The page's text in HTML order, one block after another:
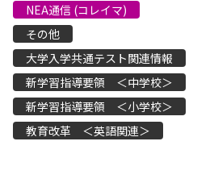
NEA通信 (コレイマ)
その他
大学入学共通テスト関連情報
新学習指導要領 ＜中学校＞
新学習指導要領 ＜小学校＞
教育改革 ＜英語関連＞